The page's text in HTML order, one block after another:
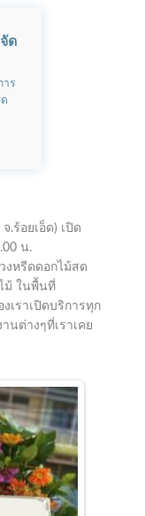
ด
าร
จ.ร้อยเอ็ด) เปิด
น.
งหรีดดอกไม้สด
ม้ ในพื้นที่
งเราเปิดบริการทุก
นต่างๆที่เราเคย